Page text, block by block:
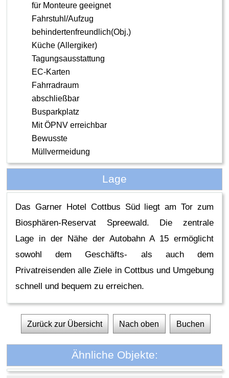
für Monteure geeignet
Fahrstuhl/Aufzug
behindertenfreundlich(Obj.)
Küche (Allergiker)
Tagungsausstattung
EC-Karten
Fahrradraum
abschließbar
Busparkplatz
Mit ÖPNV erreichbar
Bewusste
Müllvermeidung
Lage
Das Garner Hotel Cottbus Süd liegt am Tor zum
Biosphären-Reservat Spreewald. Die zentrale
Lage in der Nähe der Autobahn A 15 ermöglicht
sowohl dem Geschäfts- als auch dem
Privatreisenden alle Ziele in Cottbus und Umgebung
schnell und bequem zu erreichen.
Zurück zur Übersicht Nach oben Buchen
Ähnliche Objekte: